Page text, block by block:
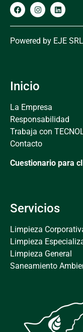
Powered by EJE SRL
Inicio
La Empresa
Responsabilidad
Trabaja con
Contacto
Cuestionario para
Servicios
Limpieza
Limpieza
Limpieza General
Saneamiento